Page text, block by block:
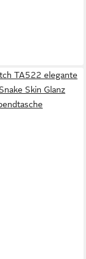
TA522 elegante
Skin Glanz